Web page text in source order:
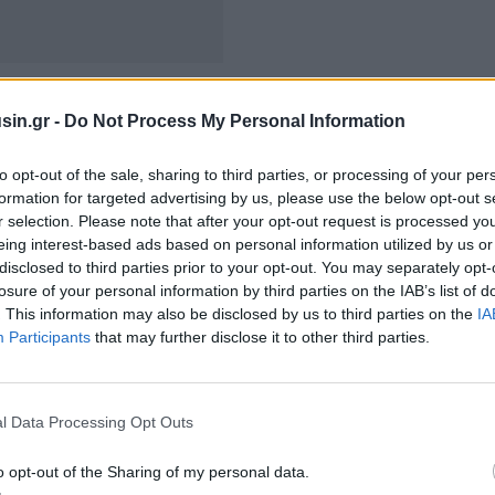
- Do Not Process My Personal Information
opt-out of the sale, sharing to third parties, or processing of your
for targeted advertising by us, please use the below opt-out
selection. Please note that after your opt-out request is processed
interest-based ads based on personal information utilized by us
to third parties prior to your opt-out. You may separately
of your personal information by third parties on the IAB’s list of
This information may also be disclosed by us to third parties on the
Participants that may further disclose it to other third parties.
Data Processing Opt Outs
opt-out of the Sharing of my personal data.
με θέμα «Το ΕΣΥ αλλάζει», τόσο ο υπουργός
υπουργός Υγείας, Ειρήνη Αγαπηδάκη και οι
και Μάριος Θεμιστοκλέους. Παραδέχτηκαν ότι το
ότι η ύπαρξη προβλημάτων δεν σημαίνει ότι το
Υγείας εξέφρασαν και η πρόεδρος της Ένωσης
όσο και ο εκπρόσωπος της ΔΑΚΕ και ΓΓ της
νοσοκομείων και ΥΠΕ. «Δεν θέλουμε να λέμε ότι
ότι υπάρχουν προβλήματα και άλλο να λέμε ότι
Υγείας, Άδωνις Γεωργιάδης, λέγοντας
δικό σας, όχι δικό μας».